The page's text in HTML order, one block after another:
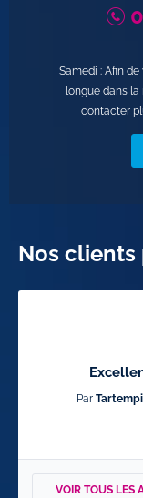
Samedi : Afin
longue dans
contacter
Nos clients
Par
VOIR TOUS LES